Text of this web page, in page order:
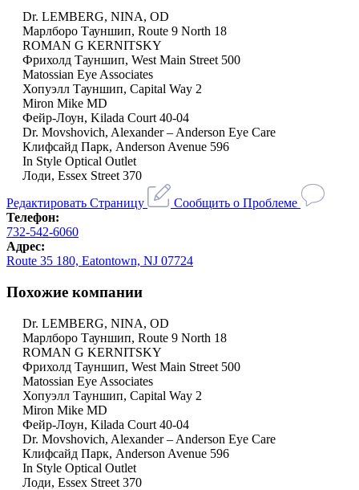
Dr. LEMBERG, NINA, OD
Марлборо Тауншип, Route 9 North 18
ROMAN G KERNITSKY
Фрихолд Тауншип, West Main Street 500
Matossian Eye Associates
Хопуэлл Тауншип, Capital Way 2
Miron Mike MD
Фейр-Лоун, Kilada Court 40-04
Dr. Movshovich, Alexander – Anderson Eye Care
Клифсайд Парк, Anderson Avenue 596
In Style Optical Outlet
Лоди, Essex Street 370
Редактировать Страницу
Сообщить о Проблеме
Телефон:
732-542-6060
Адрес:
Route 35 180, Eatontown, NJ 07724
Похожие компании
Dr. LEMBERG, NINA, OD
Марлборо Тауншип, Route 9 North 18
ROMAN G KERNITSKY
Фрихолд Тауншип, West Main Street 500
Matossian Eye Associates
Хопуэлл Тауншип, Capital Way 2
Miron Mike MD
Фейр-Лоун, Kilada Court 40-04
Dr. Movshovich, Alexander – Anderson Eye Care
Клифсайд Парк, Anderson Avenue 596
In Style Optical Outlet
Лоди, Essex Street 370